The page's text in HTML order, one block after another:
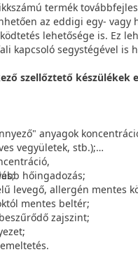
termék
az eddigi egy-
lehetősége is. Ez
kapcsoló segystégével is
szellőztető készülékek
anyagok
vegyületek, stb.);
levegő, allergén mentes
hőingadozás;
mentes beltér;
zajszint;